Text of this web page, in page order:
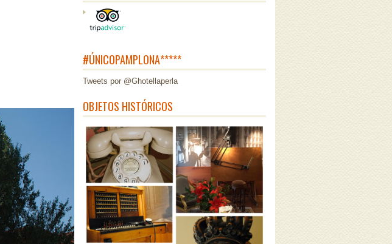
#ÚNICOPAMPLONA*****
Tweets por @Ghotellaperla
OBJETOS HISTÓRICOS